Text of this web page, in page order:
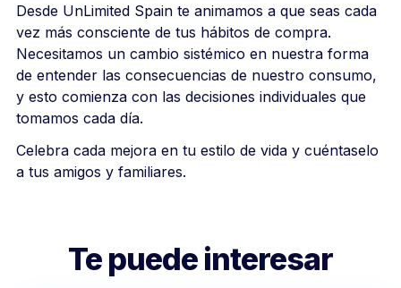
Desde UnLimited Spain te animamos a que seas cada
vez más consciente de tus hábitos de compra.
Necesitamos un cambio sistémico en nuestra forma
de entender las consecuencias de nuestro consumo,
y esto comienza con las decisiones individuales que
tomamos cada día.
Celebra cada mejora en tu estilo de vida y cuéntaselo
a tus amigos y familiares.
Te puede interesar